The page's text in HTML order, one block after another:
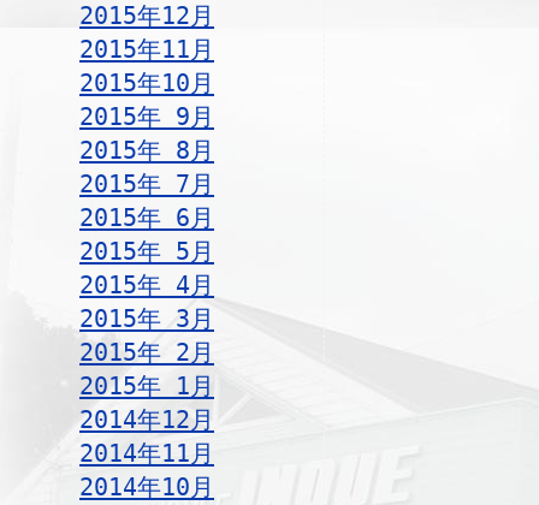
2015年12月
2015年11月
2015年10月
2015年 9月
2015年 8月
2015年 7月
2015年 6月
2015年 5月
2015年 4月
2015年 3月
2015年 2月
2015年 1月
2014年12月
2014年11月
2014年10月